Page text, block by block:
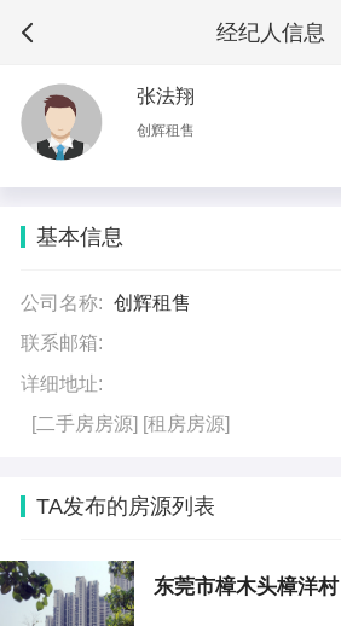
经纪人信息
张法翔
创辉租售
基本信息
公司名称: 创辉租售
联系邮箱:
详细地址:
[二手房房源] [租房房源]
TA发布的房源列表
东莞市樟木头樟洋村